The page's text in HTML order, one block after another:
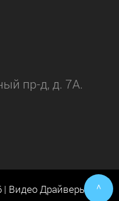
пр-д, д. 7А.
| Видео Драйверы ^